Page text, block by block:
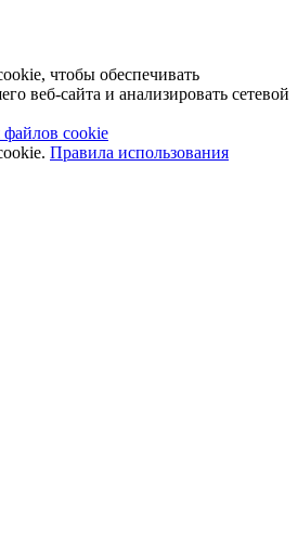
чтобы обеспечивать
веб-сайта и анализировать сетевой
файлов cookie
Правила использования